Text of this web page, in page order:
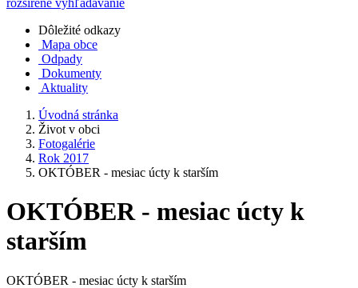
rozšírené vyhľadávanie
Dôležité odkazy
Mapa obce
Odpady
Dokumenty
Aktuality
Úvodná stránka
Život v obci
Fotogalérie
Rok 2017
OKTÓBER - mesiac úcty k starším
OKTÓBER - mesiac úcty k
starším
OKTÓBER - mesiac úcty k starším